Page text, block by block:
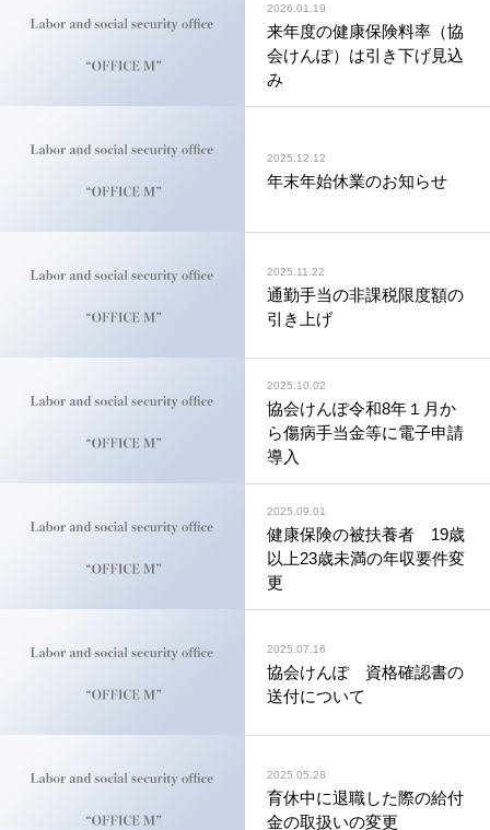
2026.01.19
来年度の健康保険料率（協
会けんぽ）は引き下げ見込
み
2025.12.12
年末年始休業のお知らせ
2025.11.22
通勤手当の非課税限度額の
引き上げ
2025.10.02
協会けんぽ令和8年１月か
ら傷病手当金等に電子申請
導入
2025.09.01
健康保険の被扶養者 19歳
以上23歳未満の年収要件変
更
2025.07.16
協会けんぽ 資格確認書の
送付について
2025.05.28
育休中に退職した際の給付
金の取扱いの変更